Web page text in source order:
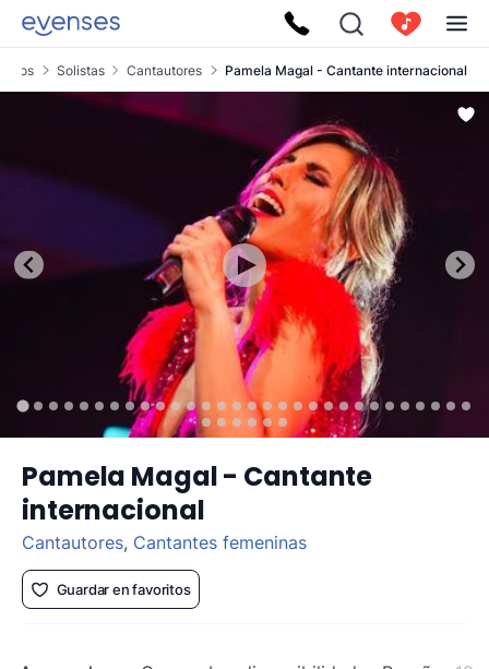
Solistas Cantautores Pamela Magal - Cantante internacional
Pamela Magal - Cantante
internacional
Cantautores, Cantantes femeninas
Guardar en favoritos